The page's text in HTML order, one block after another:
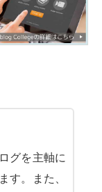
グを主軸に
す。また、